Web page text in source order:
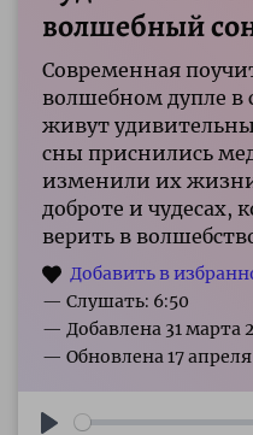
волшебный
Современная
волшебном дупле в
живут
сны приснились
изменили их
доброте и чудесах,
верить в
— Слушать: 6:50